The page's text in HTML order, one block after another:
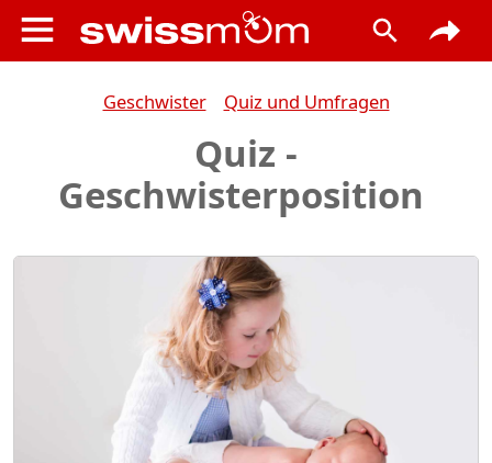
Geschwister Quiz und Umfragen
Quiz -
Geschwisterposition